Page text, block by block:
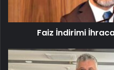
Faiz İndirimi